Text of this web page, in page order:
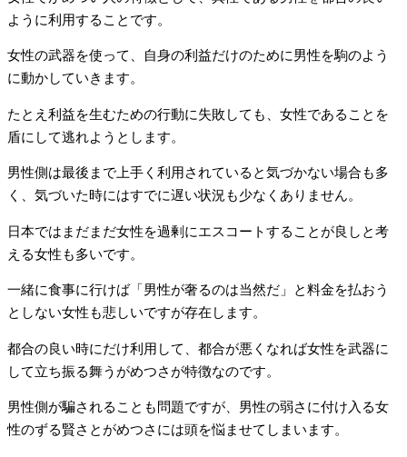
ように利用することです。
女性の武器を使って、自身の利益だけのために男性を駒のよう
に動かしていきます。
たとえ利益を生むための行動に失敗しても、女性であることを
盾にして逃れようとします。
男性側は最後まで上手く利用されていると気づかない場合も多
く、気づいた時にはすでに遅い状況も少なくありません。
日本ではまだまだ女性を過剰にエスコートすることが良しと考
える女性も多いです。
一緒に食事に行けば「男性が奢るのは当然だ」と料金を払おう
としない女性も悲しいですが存在します。
都合の良い時にだけ利用して、都合が悪くなれば女性を武器に
して立ち振る舞うがめつさが特徴なのです。
男性側が騙されることも問題ですが、男性の弱さに付け入る女
性のずる賢さとがめつさには頭を悩ませてしまいます。